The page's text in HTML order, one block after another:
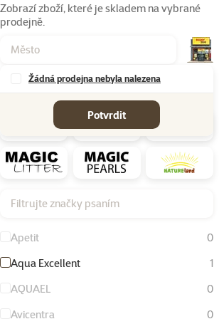
Zobrazí zboží, které je skladem na vybrané
prodejně.
Žádná prodejna nebyla nalezena
Potvrdit
Filtrujte značky psaním
Apetit
0
Aqua Excellent
1
AQUAEL
0
Avicentra
0